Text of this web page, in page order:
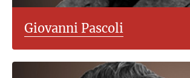
Giovanni Pascoli